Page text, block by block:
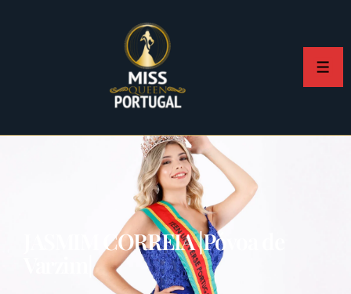
JASMIM CORREIA |Póvoa de